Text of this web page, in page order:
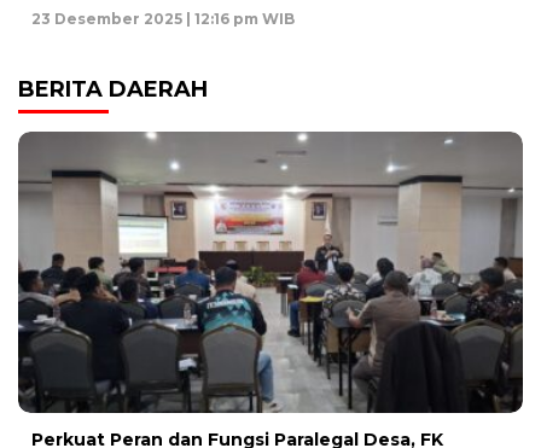
23 Desember 2025 | 12:16 pm WIB
BERITA DAERAH
Perkuat Peran dan Fungsi Paralegal Desa, FK